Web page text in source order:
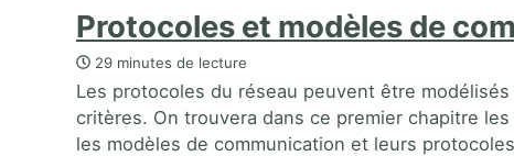
Protocoles et modèles de
29 minutes de lecture
Les protocoles du réseau peuvent être
critères. On trouvera dans ce premier chapitre
les modèles de communication et leurs